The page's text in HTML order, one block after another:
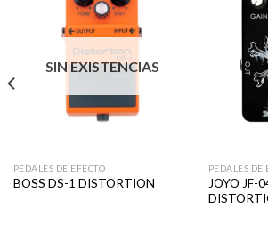
lista de
deseos
SIN EXISTENCIAS
PEDALES DE EFECTO
BOSS DS-1 DISTORTION
PEDALES DE
JOYO JF-